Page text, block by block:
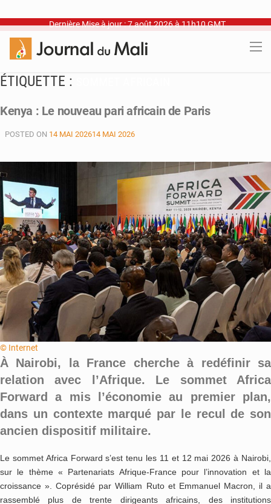
Dernière Mise à jour : 7 août 2026 à 11h10 GMT
ÉTIQUETTE :
Kenya : Le nouveau pari africain de Paris
POSTED ON 14 MAI 202614 MAI 2026
© Internet
À Nairobi, la France cherche à redéfinir sa
relation avec l’Afrique. Le sommet Africa
Forward a mis l’économie au premier plan,
dans un contexte marqué par le recul de son
ancien dispositif militaire.
Le sommet Africa Forward s’est tenu les 11 et 12 mai 2026 à Nairobi,
sur le thème « Partenariats Afrique-France pour l’innovation et la
croissance ». Coprésidé par William Ruto et Emmanuel Macron, il a
rassemblé plus de trente dirigeants africains, des institutions